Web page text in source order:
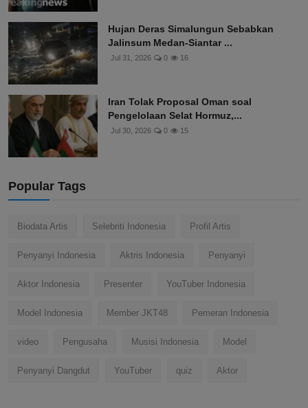
Hujan Deras Simalungun Sebabkan
Jalinsum Medan-Siantar ...
Jul 31, 2026 0 16
Iran Tolak Proposal Oman soal
Pengelolaan Selat Hormuz,...
Jul 30, 2026 0 15
Popular Tags
Biodata Artis Selebriti Indonesia Profil Artis
Penyanyi Indonesia Aktris Indonesia Penyanyi
Aktor Indonesia Presenter YouTuber Indonesia
Model Indonesia Member JKT48 Pemeran Indonesia
video Pengusaha Musisi Indonesia Model
Penyanyi Dangdut YouTuber quiz Aktor